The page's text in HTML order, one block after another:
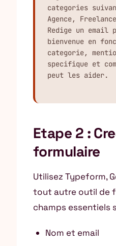
categories
Agence,
Redige un email
bienvenue en
categorie,
specifique et
peut les aider.
Etape 2 :
formulaire
Utilisez Typeform,
tout autre outil de
champs essentiels
Nom et email